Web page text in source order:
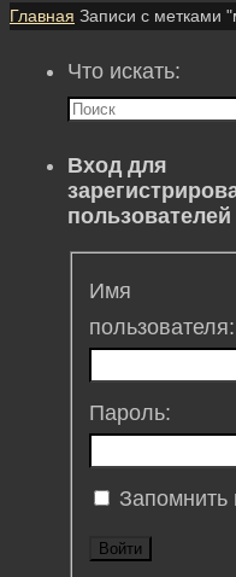
Главная Записи с метками
Что искать:
Вход для
пользователей
Имя
пользователя:
Пароль:
Запомнить
Войти